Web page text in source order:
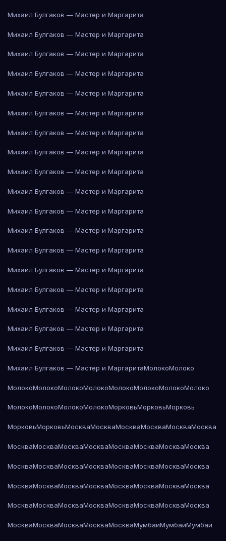
Михаил Булгаков — Мастер и Маргарита
Михаил Булгаков — Мастер и Маргарита
Михаил Булгаков — Мастер и Маргарита
Михаил Булгаков — Мастер и Маргарита
Михаил Булгаков — Мастер и Маргарита
Михаил Булгаков — Мастер и Маргарита
Михаил Булгаков — Мастер и Маргарита
Михаил Булгаков — Мастер и Маргарита
Михаил Булгаков — Мастер и Маргарита
Михаил Булгаков — Мастер и Маргарита
Михаил Булгаков — Мастер и Маргарита
Михаил Булгаков — Мастер и Маргарита
Михаил Булгаков — Мастер и Маргарита
Михаил Булгаков — Мастер и Маргарита
Михаил Булгаков — Мастер и Маргарита
Михаил Булгаков — Мастер и Маргарита
Михаил Булгаков — Мастер и Маргарита
Михаил Булгаков — Мастер и Маргарита
Михаил Булгаков — Мастер и МаргаритаМолокоМолоко
МолокоМолокоМолокоМолокоМолокоМолокоМолокоМолоко
МолокоМолокоМолокоМолокоМорковьМорковьМорковь
МорковьМорковьМоскваМоскваМоскваМоскваМоскваМосква
МоскваМоскваМоскваМоскваМоскваМоскваМоскваМосква
МоскваМоскваМоскваМоскваМоскваМоскваМоскваМосква
МоскваМоскваМоскваМоскваМоскваМоскваМоскваМосква
МоскваМоскваМоскваМоскваМоскваМоскваМоскваМосква
МоскваМоскваМоскваМоскваМоскваМумбаиМумбаиМумбаи